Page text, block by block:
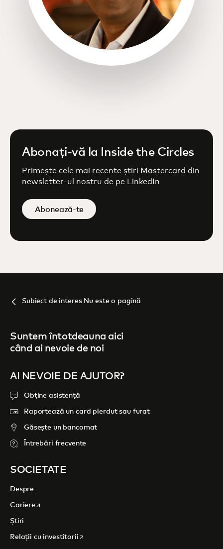
opens in a new tab
Abonați-vă la Inside the Circles
Primește cele mai recente știri Mastercard din
newsletter-ul nostru de pe LinkedIn
Abonează-te
Subiect de interes Nu este o pagină
Suntem întotdeauna aici
când ai nevoie de noi
AI NEVOIE DE AJUTOR?
Obține asistență
Raportează un card pierdut sau furat
Găsește un bancomat
Întrebări frecvente
SOCIETATE
Despre
Cariereopens in a new tab
Știri
Relații cu investitoriiopens in a new tab